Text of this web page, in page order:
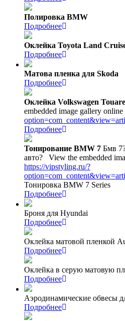
Полировка BMW
Подробнее
Оклейка Toyota Land
Подробнее
Матова пленка для Skoda
Подробнее
Оклейка Volkswagen
embedded image gallery online
Подробнее
Тонирование BMW 7 Бмв
авто?
View the embedded
https://vipstyling.ru/?
Тонировка BMW 7 Series
Подробнее
Броня для Hyundai
Подробнее
Оклейка матовой пленкой
Подробнее
Оклейка в серую матовую
Подробнее
Аэродинамические обвесы
Подробнее